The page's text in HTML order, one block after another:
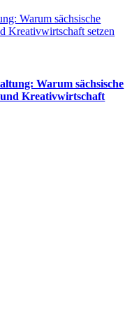
Warum sächsische
Kreativwirtschaft setzen
Warum sächsische
Kreativwirtschaft